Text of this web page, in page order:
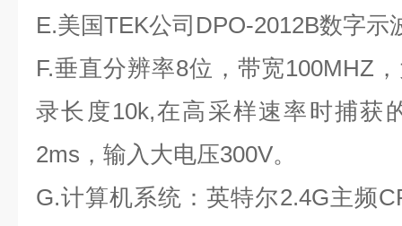
E.美国TEK公司DPO-2012B数字示
F.垂直分辨率8位，带宽100MHZ
录长度10k,在高采样速率时捕获
2ms，输入大电压300V。
G.计算机系统：英特尔2.4G主频